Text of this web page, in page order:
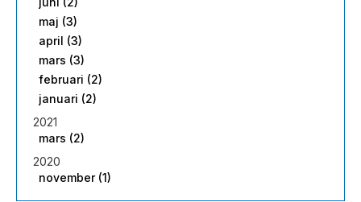
maj (3)
april (3)
mars (3)
februari (2)
januari (2)
2021
mars (2)
2020
november (1)